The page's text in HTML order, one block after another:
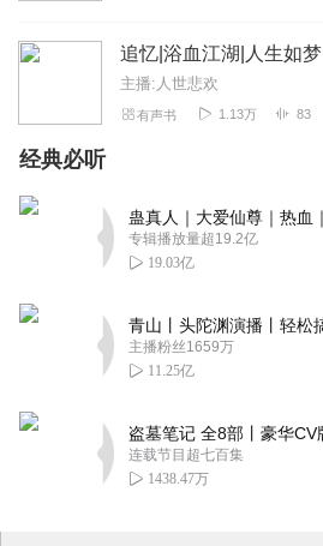
追忆|浴血江湖|人生如梦
主播:人世悲欢
有声书 1.13万 83
经典必听
专辑播放量超19.2亿
19.03亿
主播粉丝1659万
11.25亿
连载节目超七百集
1438.47万